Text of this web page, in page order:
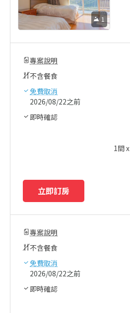
1
專案說明
不含餐食
免費取消
2026/08/22之前
即時確認
1間 x
立即訂房
專案說明
不含餐食
免費取消
2026/08/22之前
即時確認